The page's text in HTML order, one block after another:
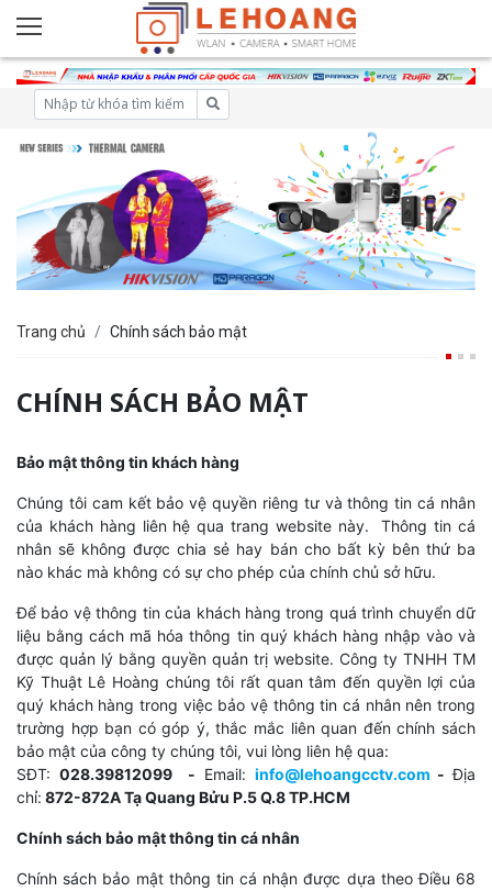
Trang chủ Chính sách bảo mật
CHÍNH SÁCH BẢO MẬT
Bảo mật thông tin khách hàng
Chúng tôi cam kết bảo vệ quyền riêng tư và thông tin cá nhân
của khách hàng liên hệ qua trang website này. Thông tin cá
nhân sẽ không được chia sẻ hay bán cho bất kỳ bên thứ ba
nào khác mà không có sự cho phép của chính chủ sở hữu.
Để bảo vệ thông tin của khách hàng trong quá trình chuyển dữ
liệu bằng cách mã hóa thông tin quý khách hàng nhập vào và
được quản lý bằng quyền quản trị website. Công ty TNHH TM
Kỹ Thuật Lê Hoàng chúng tôi rất quan tâm đến quyền lợi của
quý ‎khách hàng trong việc bảo vệ thông tin cá nhân nên trong
trường hợp bạn có góp ‎ý, thắc mắc liên quan đến chính sách
bảo mật của công ty chúng tôi, vui lòng liên hệ qua:
SĐT: 028.39812099 - Email: info@lehoangcctv.com -Địa
chỉ: 872-872A Tạ Quang Bửu P.5 Q.8 TP.HCM
Chính sách bảo mật thông tin cá nhân
Chính sách bảo mật thông tin cá nhận được dựa theo Điều 68